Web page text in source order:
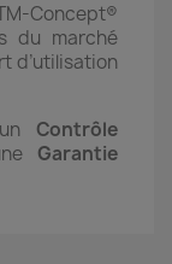
Concept®
du marché
d’utilisation
Contrôle
Garantie